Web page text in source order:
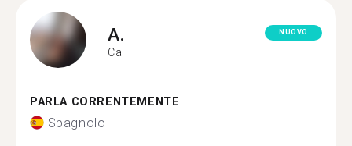
A.
Cali
NUOVO
PARLA CORRENTEMENTE
Spagnolo